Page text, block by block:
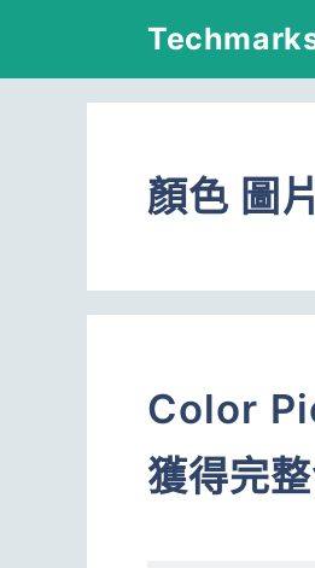
顏色 圖
Color
獲得完